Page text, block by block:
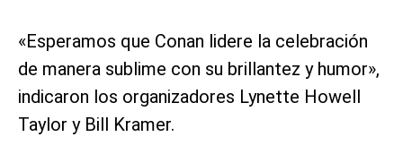
«Esperamos que Conan lidere la celebración
de manera sublime con su brillantez y humor»,
indicaron los organizadores Lynette Howell
Taylor y Bill Kramer.